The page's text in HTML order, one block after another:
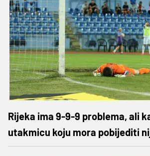
Rijeka ima 9-9-9 problema, ali
utakmicu koju mora pobijediti